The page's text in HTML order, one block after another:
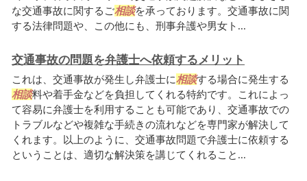
な交通事故に関するご相談を承っております。交通事故に関
する法律問題や、この他にも、刑事弁護や男女ト...
交通事故の問題を弁護士へ依頼するメリット
これは、交通事故が発生し弁護士に相談する場合に発生する
相談料や着手金などを負担してくれる特約です。これによっ
て容易に弁護士を利用することも可能であり、交通事故での
トラブルなどや複雑な手続きの流れなどを専門家が解決して
くれます。以上のように、交通事故問題で弁護士に依頼する
ということは、適切な解決策を講じてくれること...